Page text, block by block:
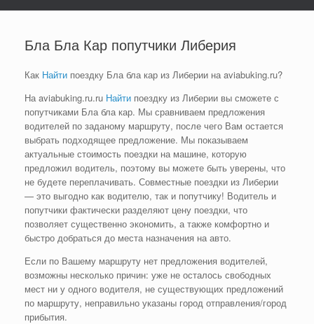
Бла Бла Кар попутчики Либерия
Как Найти поездку Бла бла кар из Либерии на aviabuking.ru?
На aviabuking.ru.ru Найти поездку из Либерии вы сможете с
попутчиками Бла бла кар. Мы сравниваем предложения
водителей по заданому маршруту, после чего Вам остается
выбрать подходящее предложение. Мы показываем
актуальные стоимость поездки на машине, которую
предложил водитель, поэтому вы можете быть уверены, что
не будете переплачивать. Совместные поездки из Либерии
— это выгодно как водителю, так и попутчику! Водитель и
попутчики фактически разделяют цену поездки, что
позволяет существенно экономить, а также комфортно и
быстро добраться до места назначения на авто.
Если по Вашему маршруту нет предложения водителей,
возможны несколько причин: уже не осталось свободных
мест ни у одного водителя, не существующих предложений
по маршруту, неправильно указаны город отправления/город
прибытия.